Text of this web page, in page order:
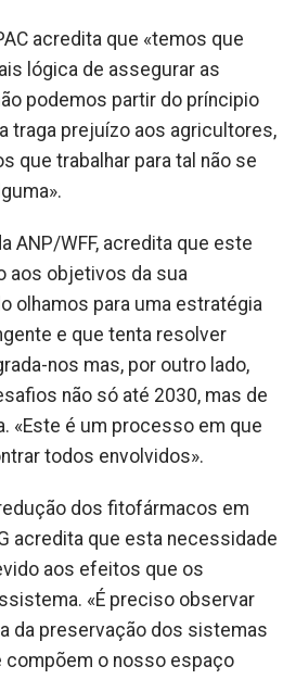
acredita que «temos que
lógica de assegurar as
podemos partir do príncipio
traga prejuízo aos agricultores,
que trabalhar para tal não se
ANP/WFF, acredita que este
aos objetivos da sua
olhamos para uma estratégia
e que tenta resolver
nos mas, por outro lado,
não só até 2030, mas de
«Este é um processo em que
todos envolvidos».
dos fitofármacos em
acredita que esta necessidade
aos efeitos que os
«É preciso observar
da preservação dos sistemas
o nosso espaço